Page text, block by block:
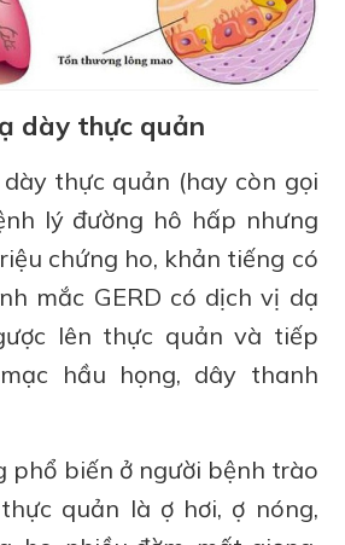
dày thực quản
thực quản (hay còn gọi
lý đường hô hấp nhưng
chứng ho, khản tiếng có
mắc GERD có dịch vị dạ
lên thực quản và tiếp
hầu họng, dây thanh
phổ biến ở người bệnh trào
quản là ợ hơi, ợ nóng,